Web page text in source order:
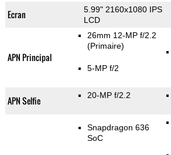
Ecran
5.99" 2160x1080 IPS
LCD
APN Principal
26mm 12-MP f/2.2
(Primaire)
5-MP f/2
APN Selfie 20-MP f/2.2
Snapdragon 636
SoC